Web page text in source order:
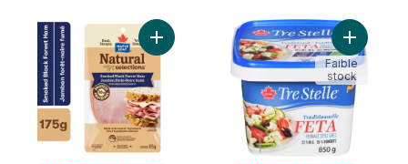
Ajouter Jambon fumé Forêt-NoireAjouter
Faible
stock